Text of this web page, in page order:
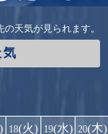
天気が見られます。
18(火) 19(水) 20(木)